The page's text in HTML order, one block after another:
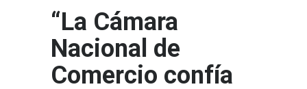
“La Cámara
Nacional de
Comercio confía